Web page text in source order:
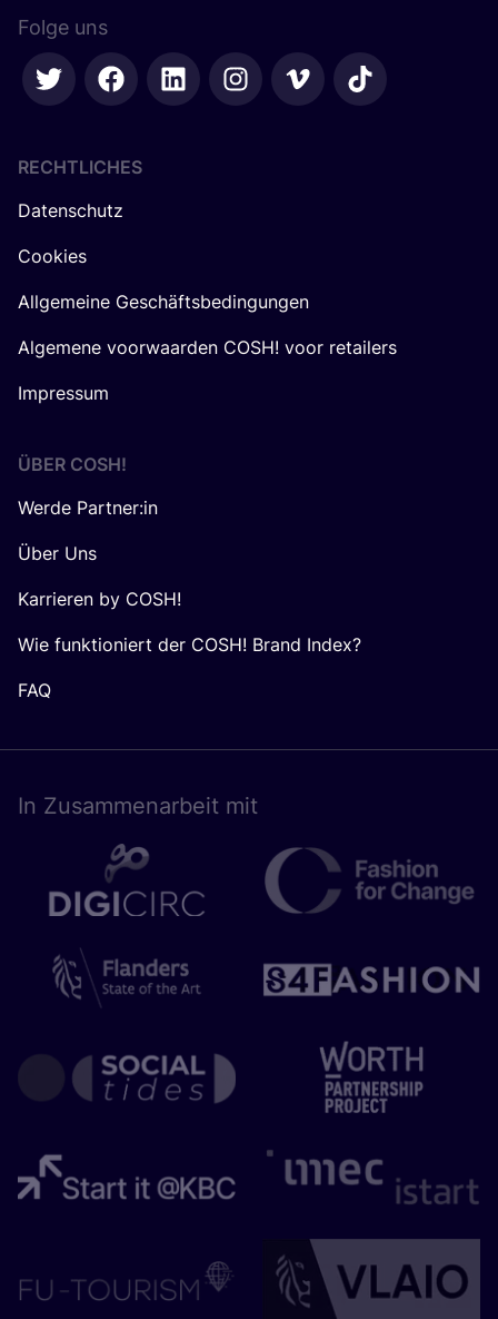
Folge uns
RECHTLICHES
Datenschutz
Cookies
Allgemeine Geschäftsbedingungen
Algemene voorwaarden COSH! voor retailers
Impressum
ÜBER COSH!
Werde Partner:in
Über Uns
Karrieren by COSH!
Wie funktioniert der COSH! Brand Index?
FAQ
In Zusam­men­ar­beit mit